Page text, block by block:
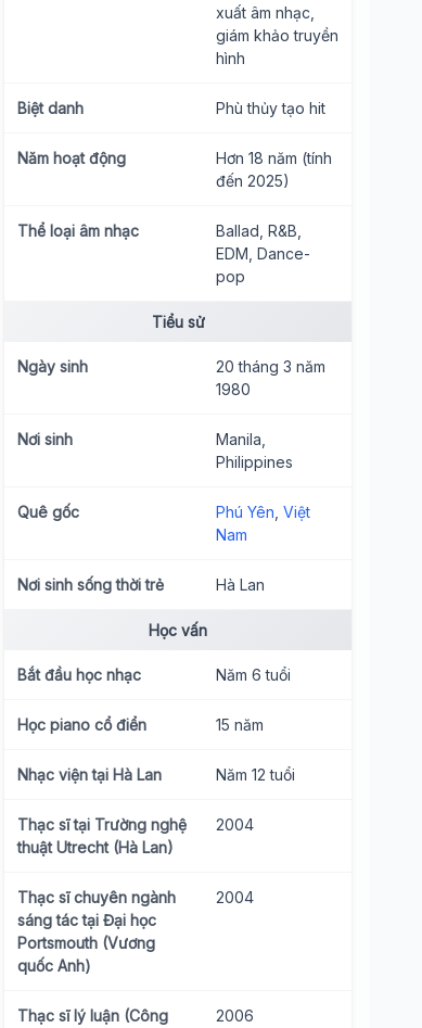
xuất âm nhạc,
giám khảo truyền
hình
Biệt danh Phù thủy tạo hit
Năm hoạt động
Hơn 18 năm (tính
đến 2025)
Thể loại âm nhạc
Ballad, R&B,
EDM, Dance-
pop
Tiểu sử
Ngày sinh
20 tháng 3 năm
1980
Nơi sinh
Manila,
Philippines
Quê gốc Phú Yên Việt
Nam
Nơi sinh sống thời trẻ Hà Lan
Học vấn
Bắt đầu học nhạc Năm 6 tuổi
Học piano cổ điển 15 năm
Nhạc viện tại Hà Lan Năm 12 tuổi
Thạc sĩ tại Trường nghệ
thuật Utrecht (Hà Lan)
2004
Thạc sĩ chuyên ngành
sáng tác tại Đại học
Portsmouth (Vương
quốc Anh)
2004
Thạc sĩ lý luận (Công
2006